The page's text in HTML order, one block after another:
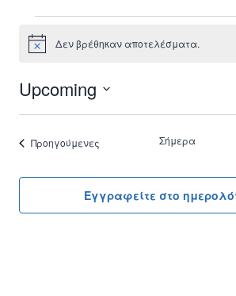
Εκδηλώσεις
Notice Δεν βρέθηκαν αποτελέσματα.
Upcoming
Επιλέξτε
Προηγούμενες Σήμερα
Εγγραφείτε στο